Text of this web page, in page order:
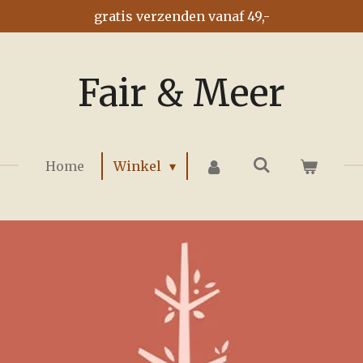
gratis verzenden vanaf 49,-
Fair & Meer
Home Winkel